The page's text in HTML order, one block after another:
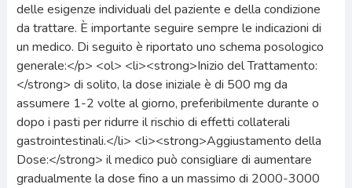
delle esigenze individuali del paziente e della condizione
da trattare. È importante seguire sempre le indicazioni di
un medico. Di seguito è riportato uno schema posologico
generale:</p> <ol> <li><strong>Inizio del Trattamento:
</strong> di solito, la dose iniziale è di 500 mg da
assumere 1-2 volte al giorno, preferibilmente durante o
dopo i pasti per ridurre il rischio di effetti collaterali
gastrointestinali.</li> <li><strong>Aggiustamento della
Dose:</strong> il medico può consigliare di aumentare
gradualmente la dose fino a un massimo di 2000-3000